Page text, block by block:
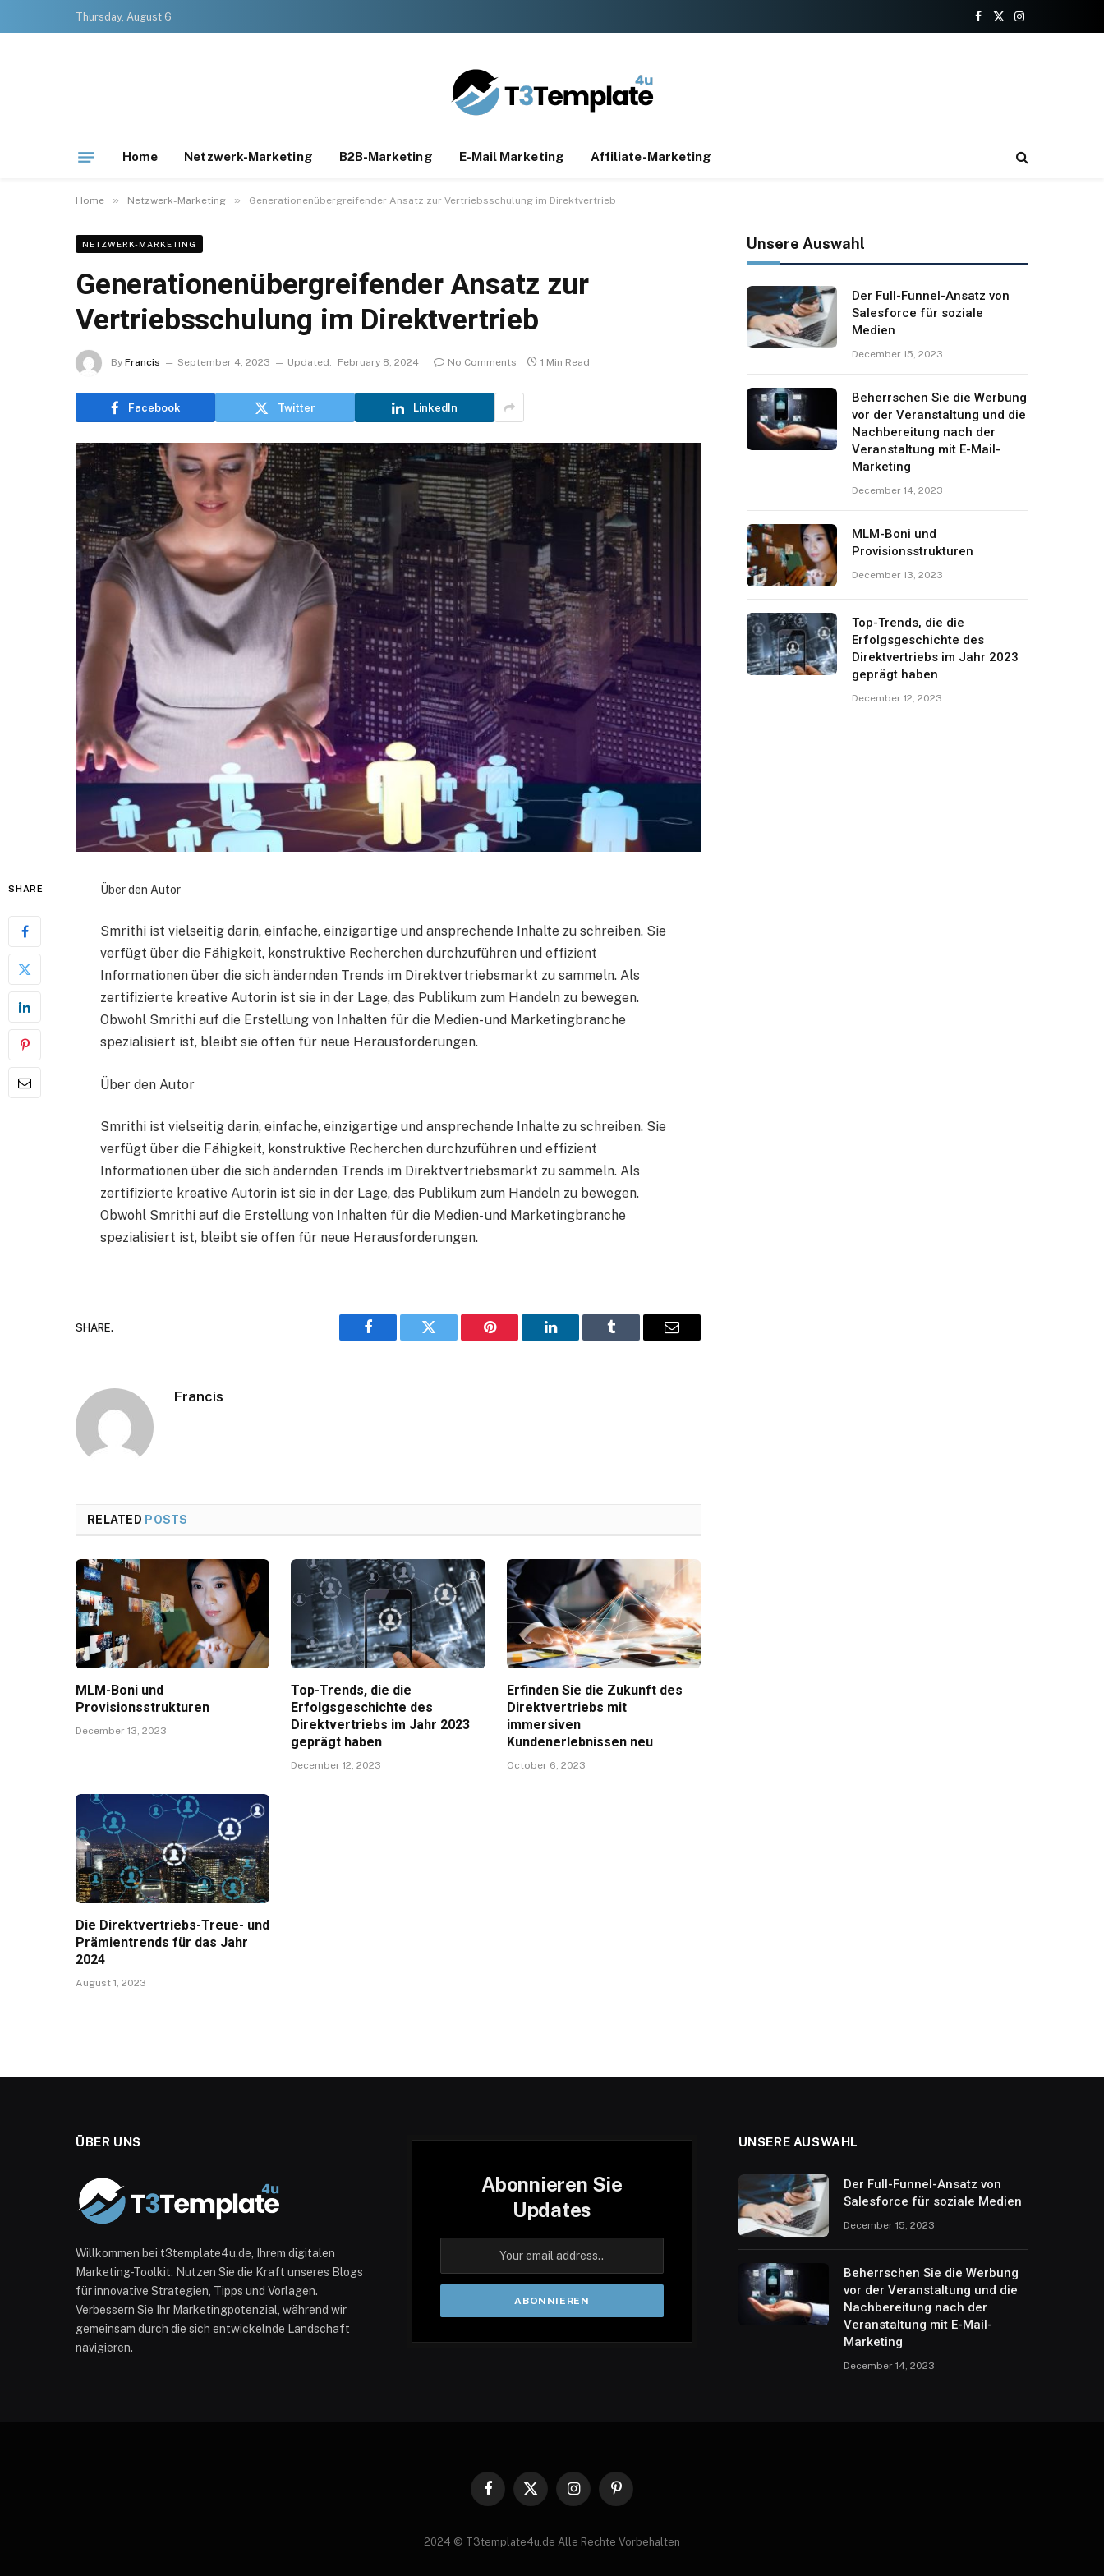
Thursday, August 6
Facebook
X
Instagram
Home Netzwerk-Marketing B2B-Marketing E-Mail Marketing Affiliate-Marketing
Home » Netzwerk-Marketing » Generationenübergreifender Ansatz zur Vertriebsschulung im Direktvertrieb
NETZWERK-MARKETING
Generationenübergreifender Ansatz zur
Vertriebsschulung im Direktvertrieb
By Francis September 4, 2023 Updated: February 8, 2024 No Comments 1 Min Read
Facebook Twitter LinkedIn
SHARE Über den Autor
Smrithi ist vielseitig darin, einfache, einzigartige und ansprechende Inhalte zu schreiben. Sie
verfügt über die Fähigkeit, konstruktive Recherchen durchzuführen und effizient
Informationen über die sich ändernden Trends im Direktvertriebsmarkt zu sammeln. Als
zertifizierte kreative Autorin ist sie in der Lage, das Publikum zum Handeln zu bewegen.
Obwohl Smrithi auf die Erstellung von Inhalten für die Medien- und Marketingbranche
spezialisiert ist, bleibt sie offen für neue Herausforderungen.
Über den Autor
Smrithi ist vielseitig darin, einfache, einzigartige und ansprechende Inhalte zu schreiben. Sie
verfügt über die Fähigkeit, konstruktive Recherchen durchzuführen und effizient
Informationen über die sich ändernden Trends im Direktvertriebsmarkt zu sammeln. Als
zertifizierte kreative Autorin ist sie in der Lage, das Publikum zum Handeln zu bewegen.
Obwohl Smrithi auf die Erstellung von Inhalten für die Medien- und Marketingbranche
spezialisiert ist, bleibt sie offen für neue Herausforderungen.
SHARE.
Facebook Twitter Pinterest LinkedIn Tumblr Email
Francis
RELATED POSTS
MLM-Boni und
Provisionsstrukturen
December 13, 2023
Top-Trends, die die
Erfolgsgeschichte des
Direktvertriebs im Jahr 2023
geprägt haben
December 12, 2023
Erfinden Sie die Zukunft des
Direktvertriebs mit
immersiven
Kundenerlebnissen neu
October 6, 2023
Die Direktvertriebs-Treue- und
Prämientrends für das Jahr
2024
August 1, 2023
Unsere Auswahl
Der Full-Funnel-Ansatz von
Salesforce für soziale
Medien
December 15, 2023
Beherrschen Sie die Werbung
vor der Veranstaltung und die
Nachbereitung nach der
Veranstaltung mit E-Mail-
Marketing
December 14, 2023
MLM-Boni und
Provisionsstrukturen
December 13, 2023
Top-Trends, die die
Erfolgsgeschichte des
Direktvertriebs im Jahr 2023
geprägt haben
December 12, 2023
ÜBER UNS
Willkommen bei t3template4u.de, Ihrem digitalen
Marketing-Toolkit. Nutzen Sie die Kraft unseres Blogs
für innovative Strategien, Tipps und Vorlagen.
Verbessern Sie Ihr Marketingpotenzial, während wir
gemeinsam durch die sich entwickelnde Landschaft
navigieren.
Abonnieren Sie
Updates
UNSERE AUSWAHL
Der Full-Funnel-Ansatz von
Salesforce für soziale Medien
December 15, 2023
Beherrschen Sie die Werbung
vor der Veranstaltung und die
Nachbereitung nach der
Veranstaltung mit E-Mail-
Marketing
December 14, 2023
Facebook
X
InstagramPinterest
2024 © T3template4u.de Alle Rechte Vorbehalten